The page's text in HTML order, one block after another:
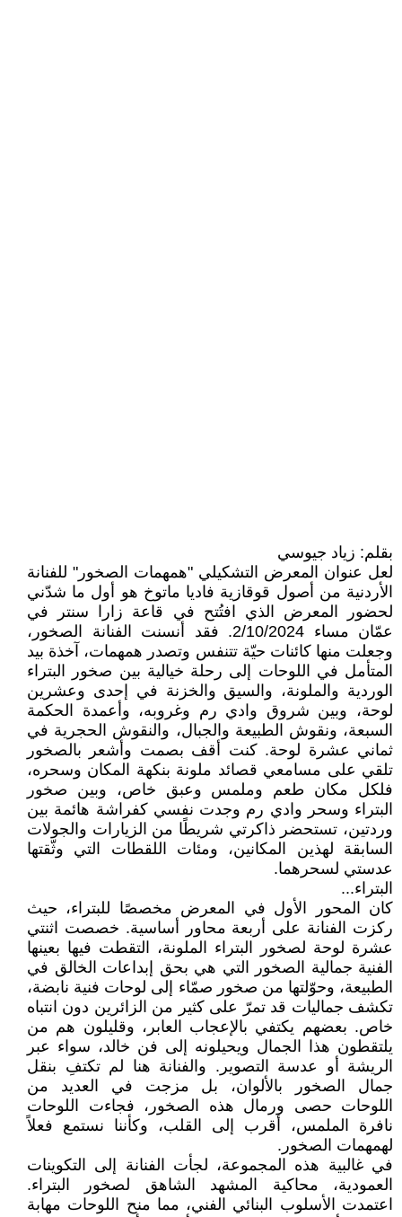
بقلم: زياد جيوسي
لعل عنوان المعرض التشكيلي "همهمات الصخور" للفنانة
الأردنية من أصول قوقازية فاديا ماتوخ هو أول ما شدّني
لحضور المعرض الذي افتُتح في قاعة زارا سنتر في
عمّان مساء 2/10/2024. فقد أنسنت الفنانة الصخور،
وجعلت منها كائنات حيّة تتنفس وتصدر همهمات، آخذة بيد
المتأمل في اللوحات إلى رحلة خيالية بين صخور البتراء
الوردية والملونة، والسيق والخزنة في إحدى وعشرين
لوحة، وبين شروق وادي رم وغروبه، وأعمدة الحكمة
السبعة، ونقوش الطبيعة والجبال، والنقوش الحجرية في
ثماني عشرة لوحة. كنت أقف بصمت وأشعر بالصخور
تلقي على مسامعي قصائد ملونة بنكهة المكان وسحره،
فلكل مكان طعم وملمس وعبق خاص، وبين صخور
البتراء وسحر وادي رم وجدت نفسي كفراشة هائمة بين
وردتين، تستحضر ذاكرتي شريطًا من الزيارات والجولات
السابقة لهذين المكانين، ومئات اللقطات التي وثّقتها
عدستي لسحرهما.
البتراء...
كان المحور الأول في المعرض مخصصًا للبتراء، حيث
ركزت الفنانة على أربعة محاور أساسية. خصصت اثنتي
عشرة لوحة لصخور البتراء الملونة، التقطت فيها بعينها
الفنية جمالية الصخور التي هي بحق إبداعات الخالق في
الطبيعة، وحوّلتها من صخور صمّاء إلى لوحات فنية نابضة،
تكشف جماليات قد تمرّ على كثير من الزائرين دون انتباه
خاص. بعضهم يكتفي بالإعجاب العابر، وقليلون هم من
يلتقطون هذا الجمال ويحيلونه إلى فن خالد، سواء عبر
الريشة أو عدسة التصوير. والفنانة هنا لم تكتفِ بنقل
جمال الصخور بالألوان، بل مزجت في العديد من
اللوحات حصى ورمال هذه الصخور، فجاءت اللوحات
نافرة الملمس، أقرب إلى القلب، وكأننا نستمع فعلاً
لهمهمات الصخور.
في غالبية هذه المجموعة، لجأت الفنانة إلى التكوينات
العمودية، محاكية المشهد الشاهق لصخور البتراء.
اعتمدت الأسلوب البنائي الفني، مما منح اللوحات مهابة